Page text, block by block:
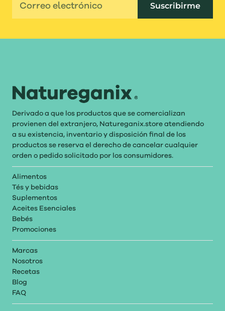
Suscribirme
Derivado a que los productos que se comercializan
provienen del extranjero, Natureganix.store atendiendo
a su existencia, inventario y disposición final de los
productos se reserva el derecho de cancelar cualquier
orden o pedido solicitado por los consumidores.
Alimentos
Tés y bebidas
Suplementos
Aceites Esenciales
Bebés
Promociones
Marcas
Nosotros
Recetas
Blog
FAQ